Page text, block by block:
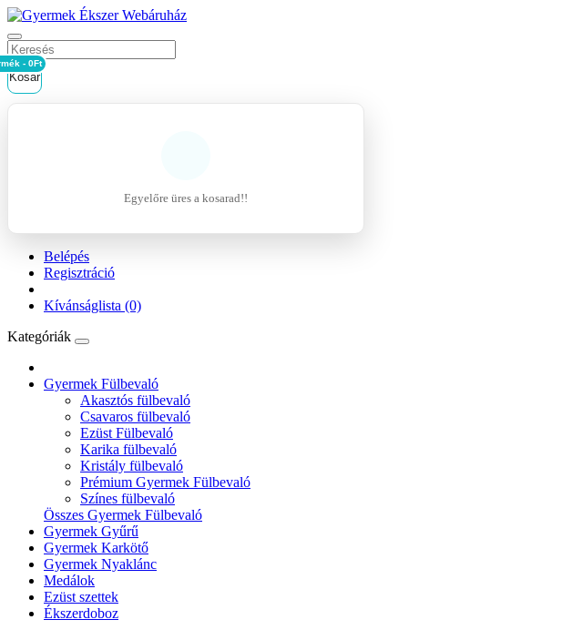
Kosár
- 0Ft
Egyelőre üres a kosarad!!
Belépés
Regisztráció
Kívánságlista (0)
Kategóriák
Gyermek Fülbevaló
Akasztós fülbevaló
Csavaros fülbevaló
Ezüst Fülbevaló
Karika fülbevaló
Kristály fülbevaló
Prémium Gyermek Fülbevaló
Színes fülbevaló
Összes Gyermek Fülbevaló
Gyermek Gyűrű
Gyermek Karkötő
Gyermek Nyaklánc
Medálok
Ezüst szettek
Ékszerdoboz